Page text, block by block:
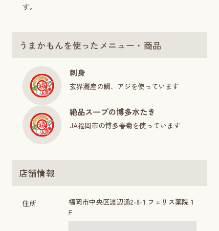
す。
うまかもんを使ったメニュー・商品
刺身
玄界灘産の鯛、アジを使っています
絶品スープの博多水たき
JA福岡市の博多春菊を使っています
店舗情報
住所
福岡市中央区渡辺通2-8-1 フェリス薬院 1
F